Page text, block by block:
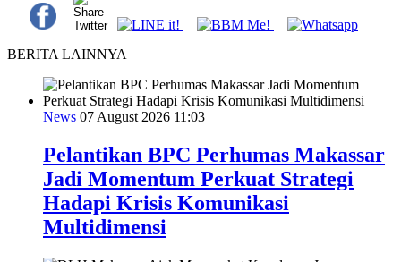
BERITA LAINNYA
News 07 August 2026 11:03
Pelantikan BPC Perhumas Makassar
Jadi Momentum Perkuat Strategi
Hadapi Krisis Komunikasi
Multidimensi